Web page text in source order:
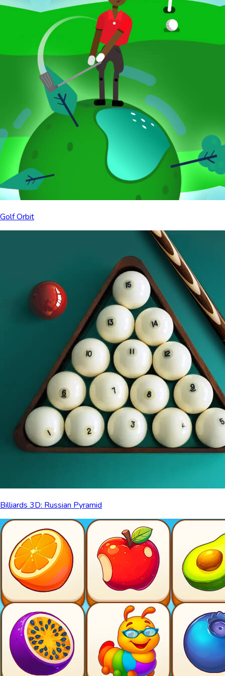
Golf Orbit
Billiards 3D: Russian Pyramid